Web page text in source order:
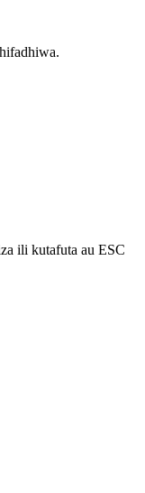
ili kutafuta au ESC